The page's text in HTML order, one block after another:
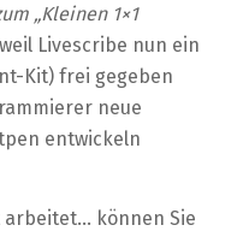
„Kleinen 1×1
Livescribe nun ein
Kit) frei gegeben
neue
entwickeln
arbeitet… können Sie